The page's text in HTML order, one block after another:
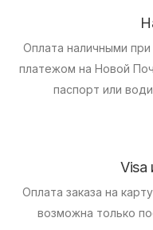
Оплата наличными
платежом на Новой
паспорт или
Visa
Оплата заказа на
возможна только